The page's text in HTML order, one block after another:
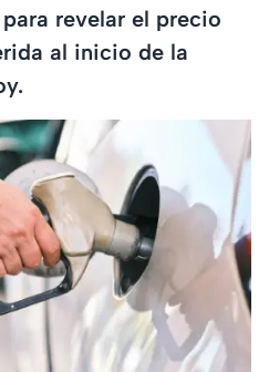
revelar el precio
al inicio de la